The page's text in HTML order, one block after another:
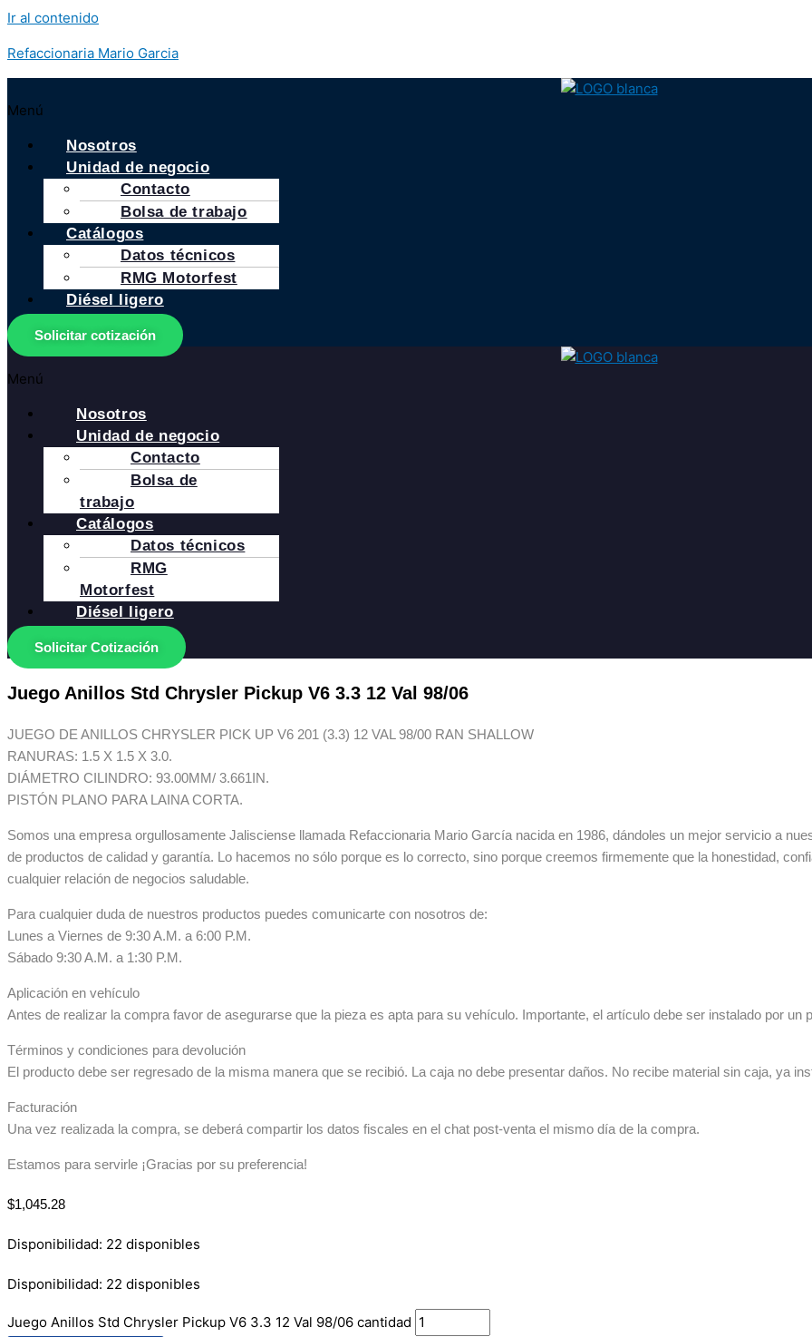
Ir al contenido
Refaccionaria Mario Garcia
Menú
Nosotros
Unidad de negocio
Contacto
Bolsa de trabajo
Catálogos
Datos técnicos
RMG Motorfest
Diésel ligero
Solicitar cotización
Menú
Nosotros
Unidad de negocio
Contacto
Bolsa de
trabajo
Catálogos
Datos técnicos
RMG
Motorfest
Diésel ligero
Solicitar Cotización
Juego Anillos Std Chrysler Pickup V6 3.3 12 Val 98/06
JUEGO DE ANILLOS CHRYSLER PICK UP V6 201 (3.3) 12 VAL 98/00 RAN SHALLOW
RANURAS: 1.5 X 1.5 X 3.0.
DIÁMETRO CILINDRO: 93.00MM/ 3.661IN.
PISTÓN PLANO PARA LAINA CORTA.
Somos una empresa orgullosamente Jalisciense llamada Refaccionaria Mario García nacida en 1986, dándoles un mejor servicio a
de productos de calidad y garantía. Lo hacemos no sólo porque es lo correcto, sino porque creemos firmemente que la honestidad,
cualquier relación de negocios saludable.
Para cualquier duda de nuestros productos puedes comunicarte con nosotros de:
Lunes a Viernes de 9:30 A.M. a 6:00 P.M.
Sábado 9:30 A.M. a 1:30 P.M.
Aplicación en vehículo
Antes de realizar la compra favor de asegurarse que la pieza es apta para su vehículo. Importante, el artículo debe ser instalado por un
Términos y condiciones para devolución
El producto debe ser regresado de la misma manera que se recibió. La caja no debe presentar daños. No recibe material sin caja, ya
Facturación
Una vez realizada la compra, se deberá compartir los datos fiscales en el chat post-venta el mismo día de la compra.
Estamos para servirle ¡Gracias por su preferencia!
$1,045.28
Disponibilidad: 22 disponibles
Disponibilidad: 22 disponibles
Juego Anillos Std Chrysler Pickup V6 3.3 12 Val 98/06 cantidad